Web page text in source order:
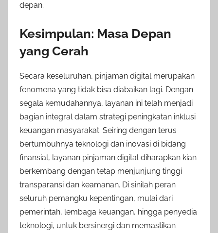
depan.
Kesimpulan: Masa Depan
yang Cerah
Secara keseluruhan, pinjaman digital merupakan
fenomena yang tidak bisa diabaikan lagi. Dengan
segala kemudahannya, layanan ini telah menjadi
bagian integral dalam strategi peningkatan inklusi
keuangan masyarakat. Seiring dengan terus
bertumbuhnya teknologi dan inovasi di bidang
finansial, layanan pinjaman digital diharapkan kian
berkembang dengan tetap menjunjung tinggi
transparansi dan keamanan. Di sinilah peran
seluruh pemangku kepentingan, mulai dari
pemerintah, lembaga keuangan, hingga penyedia
teknologi, untuk bersinergi dan memastikan